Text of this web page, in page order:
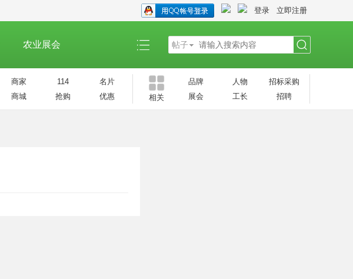
登录 立即注册
农业展会 帖子
商家 114
名片
商城
抢购 优惠 相关
品牌 人物
招标采购
展会
工长 招聘